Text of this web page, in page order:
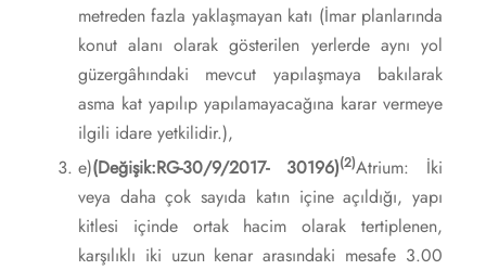
metreden fazla yaklaşmayan katı (İmar planlarında
konut alanı olarak gösterilen yerlerde aynı yol
güzergâhındaki mevcut yapılaşmaya bakılarak
asma kat yapılıp yapılamayacağına karar vermeye
ilgili idare yetkilidir.),
e)(Değişik:RG-30/9/2017- 30196)(2)Atrium: İki
veya daha çok sayıda katın içine açıldığı, yapı
kitlesi içinde ortak hacim olarak tertiplenen,
karşılıklı iki uzun kenar arasındaki mesafe 3.00